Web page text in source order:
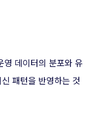
영 데이터의 분포와 유
패턴을 반영하는 것